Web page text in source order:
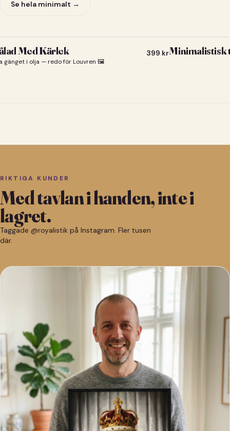
Se hela minimalt →
Med Kärlek
gänget i olja — redo för Louvren 🖼️
399 krMinimalistisk
RIKTIGA KUNDER
Med tavlan i handen, inte i
lagret.
Taggade @royalistik på Instagram. Fler tusen
där.